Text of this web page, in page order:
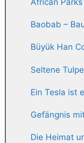
Baobab –
Büyük Han
Seltene
Ein Tesla ist
Gefängnis
Die Heimat